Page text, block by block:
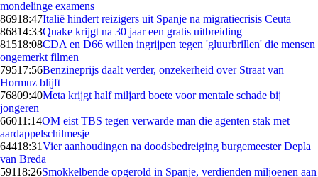
mondelinge examens
86918:47Italië hindert reizigers uit Spanje na migratiecrisis Ceuta
86814:33Quake krijgt na 30 jaar een gratis uitbreiding
81518:08CDA en D66 willen ingrijpen tegen 'gluurbrillen' die mensen
ongemerkt filmen
79517:56Benzineprijs daalt verder, onzekerheid over Straat van
Hormuz blijft
76809:40Meta krijgt half miljard boete voor mentale schade bij
jongeren
66011:14OM eist TBS tegen verwarde man die agenten stak met
aardappelschilmesje
64418:31Vier aanhoudingen na doodsbedreiging burgemeester Depla
van Breda
59118:26Smokkelbende opgerold in Spanje, verdienden miljoenen aan